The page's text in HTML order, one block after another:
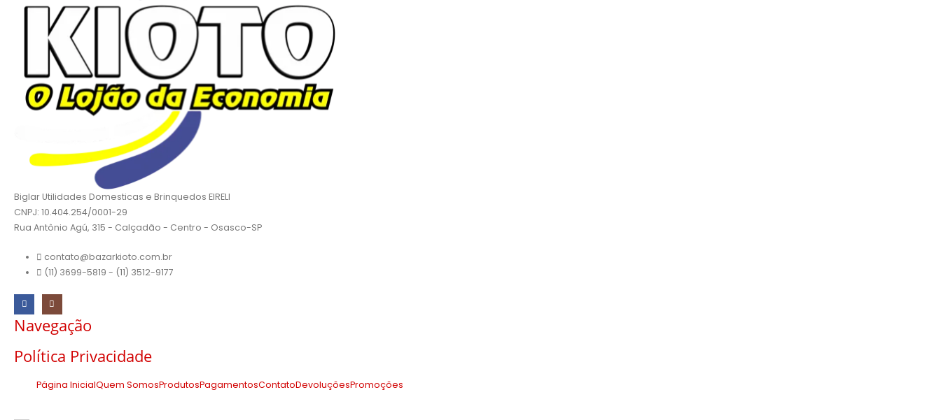
Biglar Utilidades Domesticas e Brinquedos EIRELI
CNPJ: 10.404.254/0001-29
Rua Antônio Agú, 315 - Calçadão - Centro - Osasco-SP
contato@bazarkioto.com.br
(11) 3699-5819 - (11) 3512-9177
Navegação
Política Privacidade
Página InicialQuem SomosProdutosPagamentosContatoDevoluçõesPromoções